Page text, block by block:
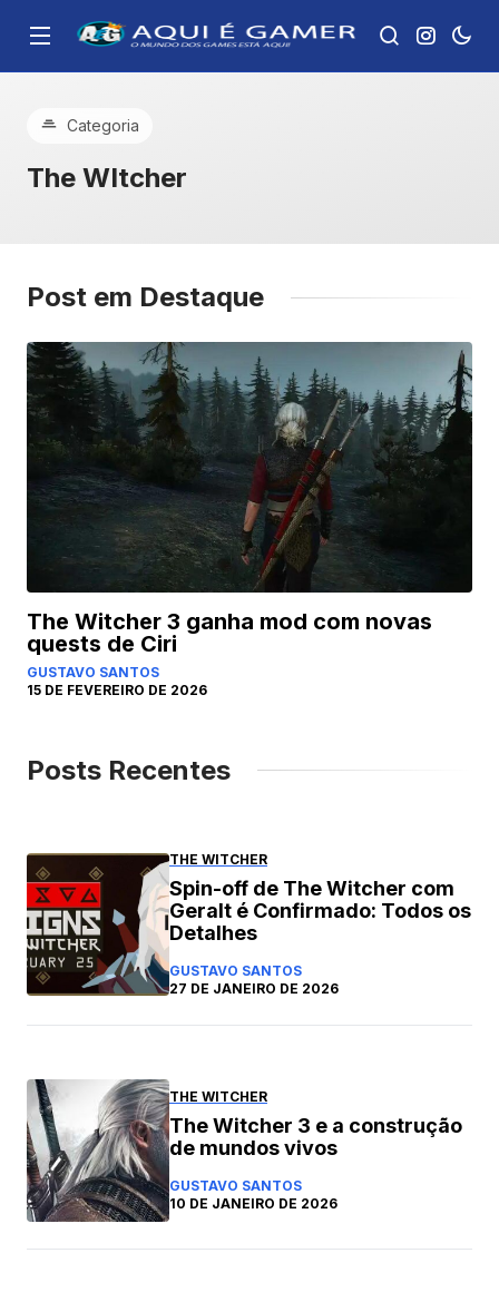
Categoria
The WItcher
Post em Destaque
The Witcher 3 ganha mod com novas
quests de Ciri
GUSTAVO SANTOS
15 DE FEVEREIRO DE 2026
Posts Recentes
THE WITCHER
Spin-off de The Witcher com
Geralt é Confirmado: Todos os
Detalhes
GUSTAVO SANTOS
27 DE JANEIRO DE 2026
THE WITCHER
The Witcher 3 e a construção
de mundos vivos
GUSTAVO SANTOS
10 DE JANEIRO DE 2026